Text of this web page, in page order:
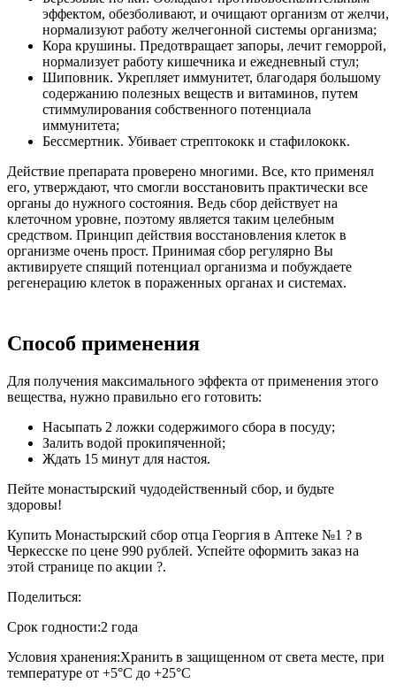
эффектом, обезболивают, и очищают организм от желчи,
нормализуют работу желчегонной системы организма;
Кора крушины. Предотвращает запоры, лечит геморрой,
нормализует работу кишечника и ежедневный стул;
Шиповник. Укрепляет иммунитет, благодаря большому
содержанию полезных веществ и витаминов, путем
стиммулирования собственного потенциала
иммунитета;
Бессмертник. Убивает стрептококк и стафилококк.
Действие препарата проверено многими. Все, кто применял
его, утверждают, что смогли восстановить практически все
органы до нужного состояния. Ведь сбор действует на
клеточном уровне, поэтому является таким целебным
средством. Принцип действия восстановления клеток в
организме очень прост. Принимая сбор регулярно Вы
активируете спящий потенциал организма и побуждаете
регенерацию клеток в пораженных органах и системах.
Способ применения
Для получения максимального эффекта от применения этого
вещества, нужно правильно его готовить:
Насыпать 2 ложки содержимого сбора в посуду;
Залить водой прокипяченной;
Ждать 15 минут для настоя.
Пейте монастырский чудодейственный сбор, и будьте
здоровы!
Купить Монастырский сбор отца Георгия в Аптеке №1 ? в
Черкесске по цене 990 рублей. Успейте оформить заказ на
этой странице по акции ?.
Поделиться:
Срок годности:2 года
Условия хранения:Хранить в защищенном от света месте, при
температуре от +5°С до +25°С